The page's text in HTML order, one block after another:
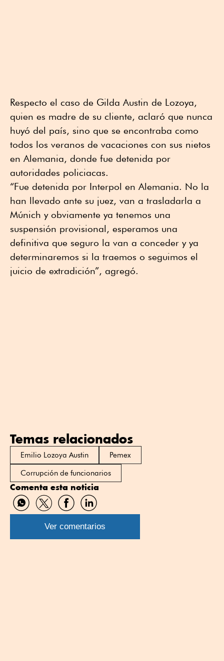
Respecto el caso de Gilda Austin de Lozoya,
quien es madre de su cliente, aclaró que nunca
huyó del país, sino que se encontraba como
todos los veranos de vacaciones con sus nietos
en Alemania, donde fue detenida por
autoridades policiacas.
“Fue detenida por Interpol en Alemania. No la
han llevado ante su juez, van a trasladarla a
Múnich y obviamente ya tenemos una
suspensión provisional, esperamos una
definitiva que seguro la van a conceder y ya
determinaremos si la traemos o seguimos el
juicio de extradición”, agregó.
Temas relacionados
Emilio Lozoya Austin
Pemex
Corrupción de funcionarios
Comenta esta noticia
Compartir
por
WhatsApp
Compartir
por
Twitter
Compartir
por
Facebook
Compartir
por
Linkedin
Ver comentarios